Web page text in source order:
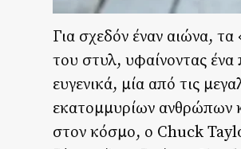
Για σχεδόν έναν αιώνα,
του στυλ, υφαίνοντας
ευγενικά, μία από τις
εκατομμυρίων ανθρώπων
στον κόσμο, ο Chuck